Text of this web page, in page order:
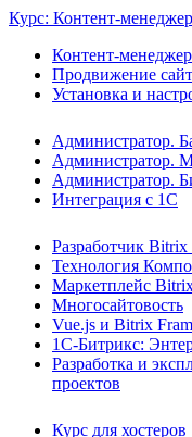
Курс: Контент-менеджер
Контент-менеджер
Продвижение
Установка и
Администратор.
Администратор.
Администратор.
Интеграция с 1С
Разработчик
Технология
Маркетплейс
Многосайтовость
Vue.js и Bitrix
1С-Битрикс:
Разработка и
проектов
Курс для хостеров